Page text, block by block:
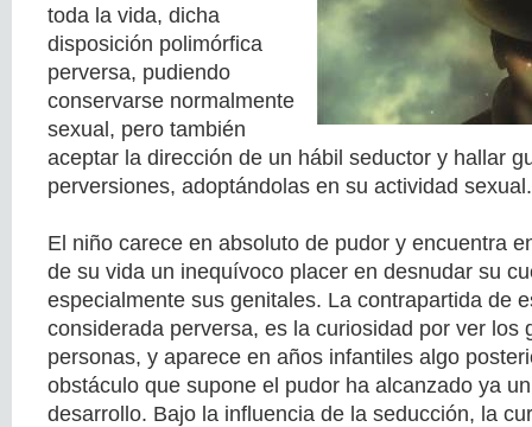
toda la vida, dicha
disposición polimórfica
perversa, pudiendo
conservarse normalmente
sexual, pero también
aceptar la dirección de un hábil seductor y hallar
perversiones, adoptándolas en su actividad sexual.
El niño carece en absoluto de pudor y encuentra
de su vida un inequívoco placer en desnudar su
especialmente sus genitales. La contrapartida de
considerada perversa, es la curiosidad por ver los
personas, y aparece en años infantiles algo
obstáculo que supone el pudor ha alcanzado ya
desarrollo. Bajo la influencia de la seducción, la